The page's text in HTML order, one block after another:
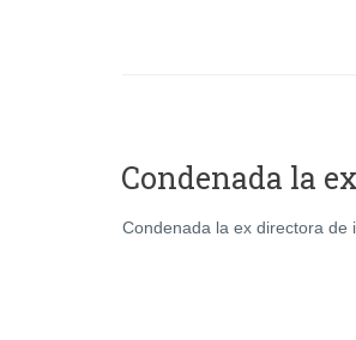
Condenada la
Condenada la ex directora de